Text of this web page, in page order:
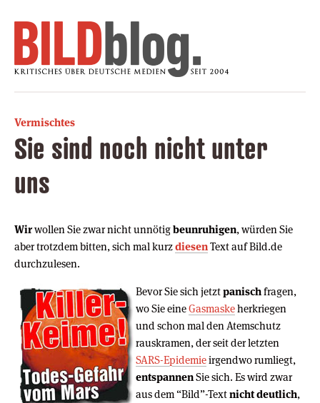
Vermischtes
Sie sind noch nicht unter
uns
Wirwollen Sie zwar nicht unnötigbeunruhigen, würden Sie
aber trotzdem bitten, sich mal kurzdiesenText auf Bild.de
durchzulesen.
Bevor Sie sich jetztpanischfragen,
wo Sie eineGasmaskeherkriegen
und schon mal den Atemschutz
rauskramen, der seit der letzten
SARS-Epidemieirgendwo rumliegt,
entspannenSie sich. Es wird zwar
aus dem “Bild”-Textnicht deutlich,